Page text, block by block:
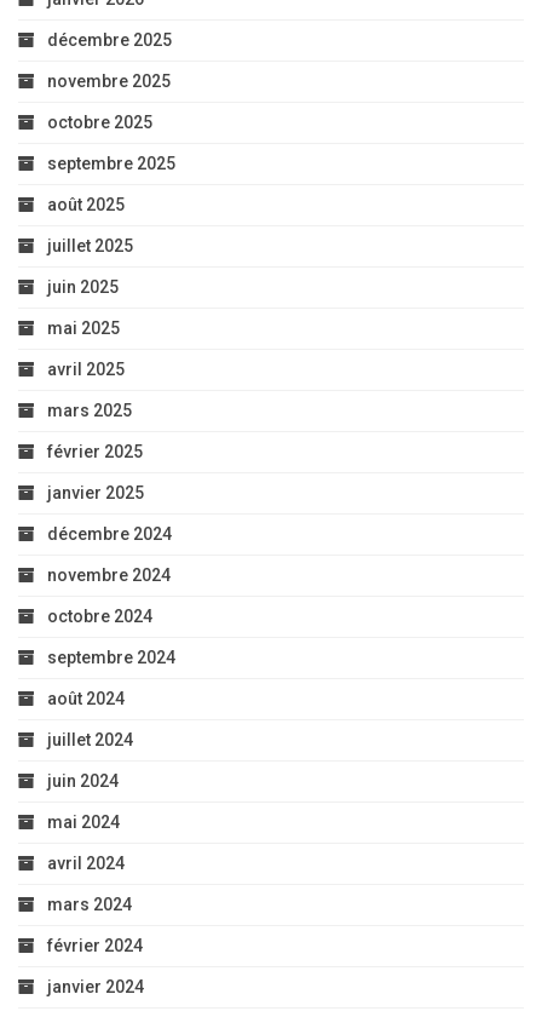
décembre 2025
novembre 2025
octobre 2025
septembre 2025
août 2025
juillet 2025
juin 2025
mai 2025
avril 2025
mars 2025
février 2025
janvier 2025
décembre 2024
novembre 2024
octobre 2024
septembre 2024
août 2024
juillet 2024
juin 2024
mai 2024
avril 2024
mars 2024
février 2024
janvier 2024